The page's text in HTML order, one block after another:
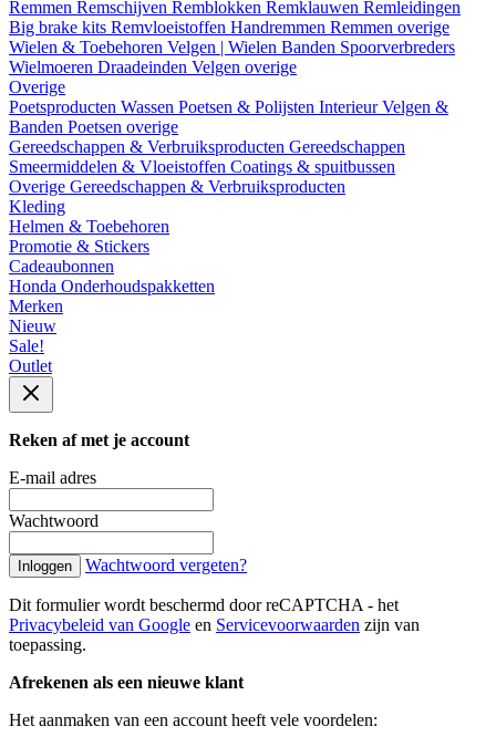
Remmen Remschijven Remblokken Remklauwen Remleidingen
Big brake kits Remvloeistoffen Handremmen Remmen overige
Wielen & Toebehoren Velgen | Wielen Banden Spoorverbreders
Wielmoeren Draadeinden Velgen overige
Overige
Poetsproducten Wassen Poetsen & Polijsten InterieurVelgen &
Banden Poetsen overige
Gereedschappen & Verbruiksproducten Gereedschappen
Smeermiddelen & Vloeistoffen Coatings & spuitbussen
Overige Gereedschappen & Verbruiksproducten
Kleding
Helmen & Toebehoren
Promotie & Stickers
Cadeaubonnen
Honda Onderhoudspakketten
Merken
Nieuw
Sale!
Outlet
Reken af met je account
E-mail adres
Wachtwoord
Inloggen Wachtwoord vergeten?
Dit formulier wordt beschermd door reCAPTCHA - het
Privacybeleid van Google en Servicevoorwaarden zijn van
toepassing.
Afrekenen als een nieuwe klant
Het aanmaken van een account heeft vele voordelen: